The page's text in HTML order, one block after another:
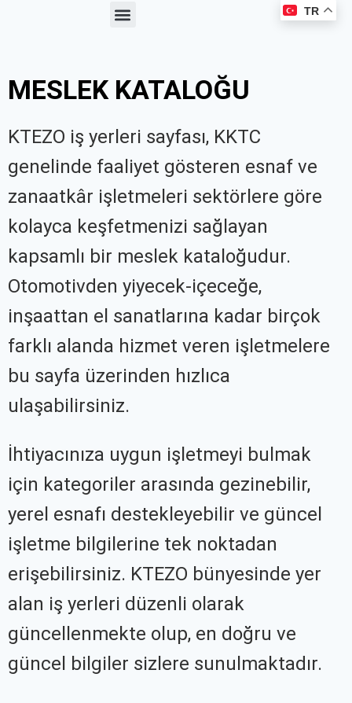
MESLEK KATALOĞU
KTEZO iş yerleri sayfası, KKTC
genelinde faaliyet gösteren esnaf ve
zanaatkâr işletmeleri sektörlere göre
kolayca keşfetmenizi sağlayan
kapsamlı bir meslek kataloğudur.
Otomotivden yiyecek-içeceğe,
inşaattan el sanatlarına kadar birçok
farklı alanda hizmet veren işletmelere
bu sayfa üzerinden hızlıca
ulaşabilirsiniz.
İhtiyacınıza uygun işletmeyi bulmak
için kategoriler arasında gezinebilir,
yerel esnafı destekleyebilir ve güncel
işletme bilgilerine tek noktadan
erişebilirsiniz. KTEZO bünyesinde yer
alan iş yerleri düzenli olarak
güncellenmekte olup, en doğru ve
güncel bilgiler sizlere sunulmaktadır.
TR